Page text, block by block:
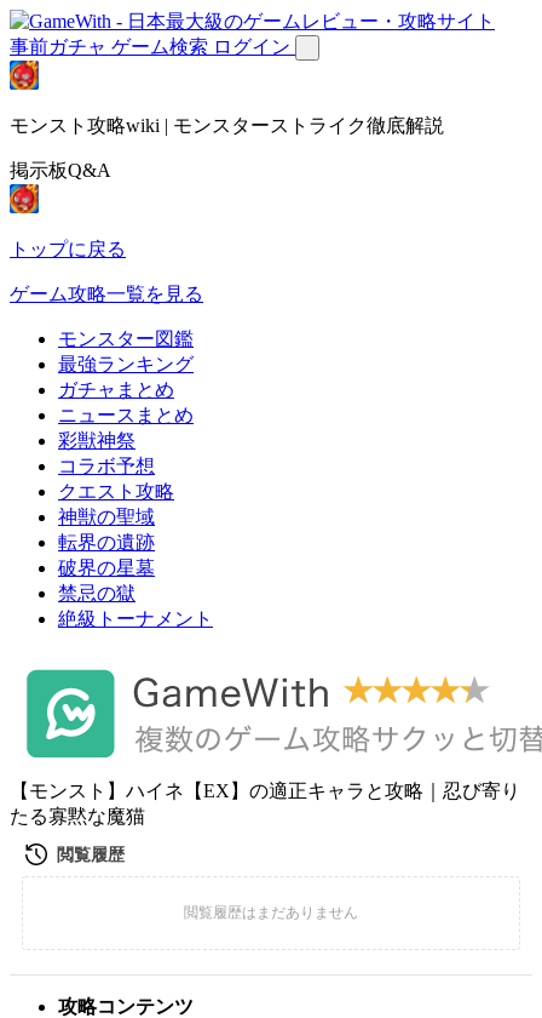
事前ガチャ ゲーム検索 ログイン
モンスト攻略wiki | モンスターストライク徹底解説
掲示板Q&A
トップに戻る
ゲーム攻略一覧を見る
モンスター図鑑
最強ランキング
ガチャまとめ
ニュースまとめ
彩獣神祭
コラボ予想
クエスト攻略
神獣の聖域
転界の遺跡
破界の星墓
禁忌の獄
絶級トーナメント
【モンスト】ハイネ【EX】の適正キャラと攻略｜忍び寄り
たる寡黙な魔猫
攻略コンテンツ